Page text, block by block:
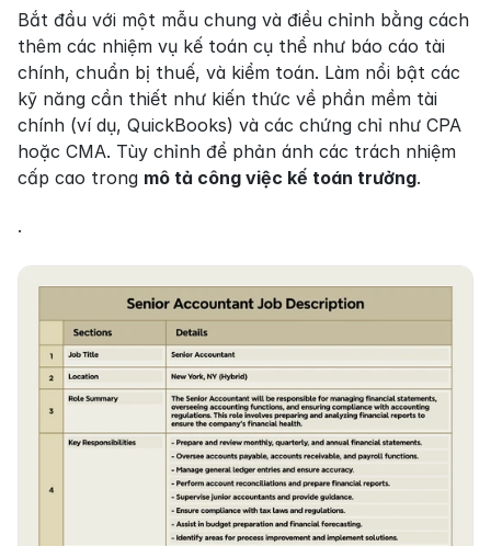
Bắt đầu với một mẫu chung và điều chỉnh bằng cách
thêm các nhiệm vụ kế toán cụ thể như báo cáo tài
chính, chuẩn bị thuế, và kiểm toán. Làm nổi bật các
kỹ năng cần thiết như kiến thức về phần mềm tài
chính (ví dụ, QuickBooks) và các chứng chỉ như CPA
hoặc CMA. Tùy chỉnh để phản ánh các trách nhiệm
cấp cao trong mô tả công việc kế toán trưởng.
.